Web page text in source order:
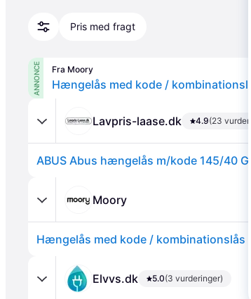
Pris med fragt
ANNONCE Fra Moory
Hængelås med kode /
Lavpris-laase.dk 4.9(23
ABUS Abus hængelås m/kode 145/40 Gul
Moory
Hængelås med kode / kombinationslås
Elvvs.dk 5.0(3 vurderinger)